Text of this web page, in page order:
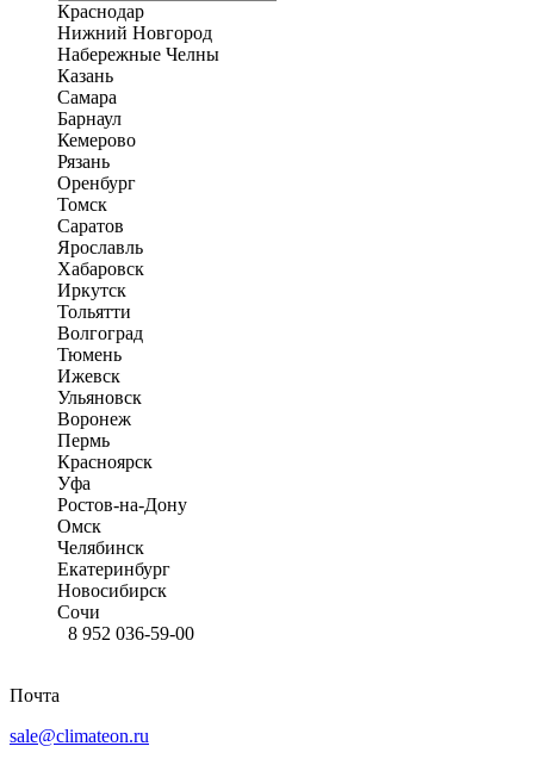
Краснодар
Нижний Новгород
Набережные Челны
Казань
Самара
Барнаул
Кемерово
Рязань
Оренбург
Томск
Саратов
Ярославль
Хабаровск
Иркутск
Тольятти
Волгоград
Тюмень
Ижевск
Ульяновск
Воронеж
Пермь
Красноярск
Уфа
Ростов-на-Дону
Омск
Челябинск
Екатеринбург
Новосибирск
Сочи
8 952 036-59-00
Почта
sale@climateon.ru